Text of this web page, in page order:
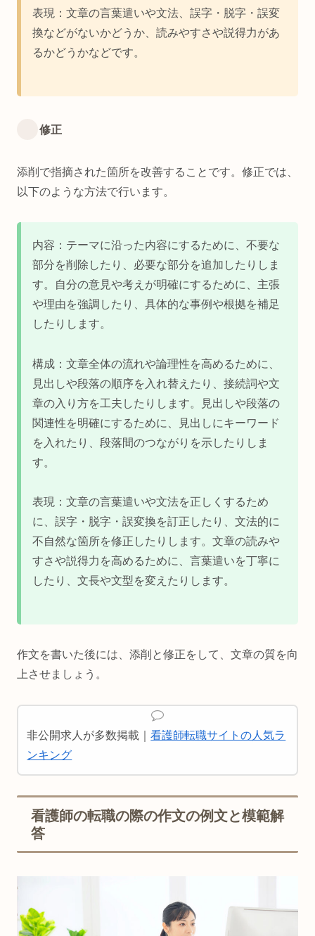
表現：文章の言葉遣いや文法、誤字・脱字・誤変
換などがないかどうか、読みやすさや説得力があ
るかどうかなどです。
修正
添削で指摘された箇所を改善することです。修正では、
以下のような方法で行います。
内容：テーマに沿った内容にするために、不要な
部分を削除したり、必要な部分を追加したりしま
す。自分の意見や考えが明確にするために、主張
や理由を強調したり、具体的な事例や根拠を補足
したりします。
構成：文章全体の流れや論理性を高めるために、
見出しや段落の順序を入れ替えたり、接続詞や文
章の入り方を工夫したりします。見出しや段落の
関連性を明確にするために、見出しにキーワード
を入れたり、段落間のつながりを示したりしま
す。
表現：文章の言葉遣いや文法を正しくするため
に、誤字・脱字・誤変換を訂正したり、文法的に
不自然な箇所を修正したりします。文章の読みや
すさや説得力を高めるために、言葉遣いを丁寧に
したり、文長や文型を変えたりします。
作文を書いた後には、添削と修正をして、文章の質を向
上させましょう。
非公開求人が多数掲載｜看護師転職サイトの人気ラ
ンキング
看護師の転職の際の作文の例文と模範解
答